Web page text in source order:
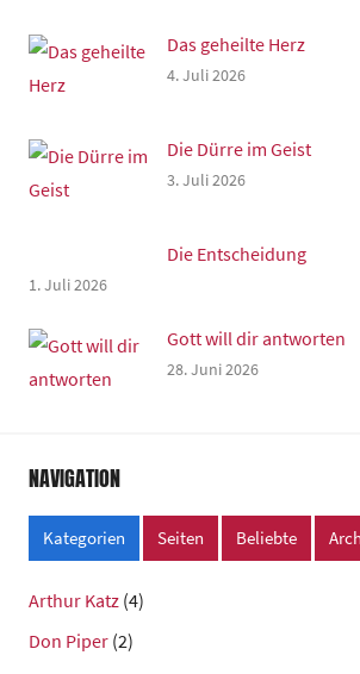
Das geheilte Herz
4. Juli 2026
Die Dürre im Geist
3. Juli 2026
Die Entscheidung
1. Juli 2026
Gott will dir antworten
28. Juni 2026
NAVIGATION
Kategorien Seiten Beliebte
Arthur Katz (4)
Don Piper (2)